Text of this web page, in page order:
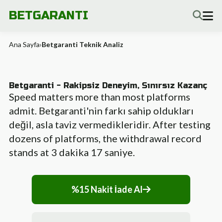
BETGARANTI
Ana Sayfa›Betgaranti Teknik Analiz
Betgaranti - Rakipsiz Deneyim, Sınırsız Kazanç
Speed matters more than most platforms
admit. Betgaranti'nin farkı sahip oldukları
değil, asla taviz vermedikleridir. After testing
dozens of platforms, the withdrawal record
stands at 3 dakika 17 saniye.
%15 Nakit İade Al